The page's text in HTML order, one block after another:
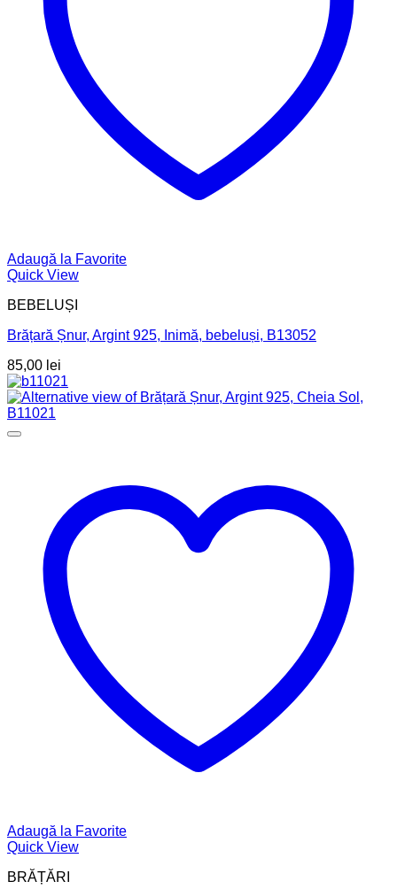
Adaugă la Favorite
Quick View
BEBELUȘI
Brățară Șnur, Argint 925, Inimă, bebeluși, B13052
85,00 lei
Adaugă la Favorite
Quick View
BRĂȚĂRI